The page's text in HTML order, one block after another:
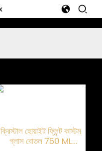
ক্রিস্টাল হোয়াইট ফ্লিন্ট কাস্টম
গ্লাস বোতল 750 ML